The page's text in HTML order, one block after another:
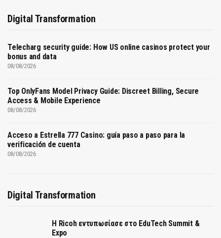
Digital Transformation
Telecharg security guide: How US online casinos protect your
bonus and data
08/08/2026
Top OnlyFans Model Privacy Guide: Discreet Billing, Secure
Access & Mobile Experience
08/08/2026
Acceso a Estrella 777 Casino: guía paso a paso para la
verificación de cuenta
08/08/2026
Digital Transformation
Η Ricoh εντυπωσίασε στο EduTech Summit &
Expo